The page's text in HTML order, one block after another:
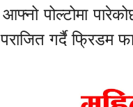
आफ्नो पोल्टोमा पारेको
पराजित गर्दै फ्रिडम